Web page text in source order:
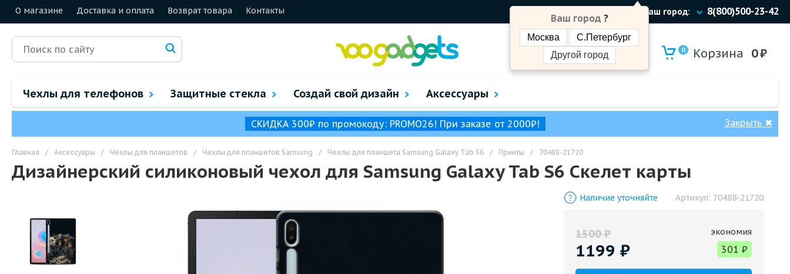
О магазине Доставка и оплата Возврат товара Контакты Ваш город:
Ваш город ?
Москва
С.Петербург
Другой город
8(800)500-23-42
0 Корзина 0₽
Чехлы для телефонов Защитные стекла Создай свой дизайн Аксессуары
СКИДКА 300₽ по промокоду: PROMO26! При заказе от 2000₽! Закрыть ✖
Главная / Аксессуары / Чехлы для планшетов / Чехлы для планшетов Samsung / Чехлы для планшета Samsung Galaxy Tab S6 / Принты / 70488-21720
Дизайнерский силиконовый чехол для Samsung Galaxy Tab S6 Скелет карты
Наличие уточняйте Артикул: 70488-21720
1500₽
1199 ₽
экономия
301 ₽